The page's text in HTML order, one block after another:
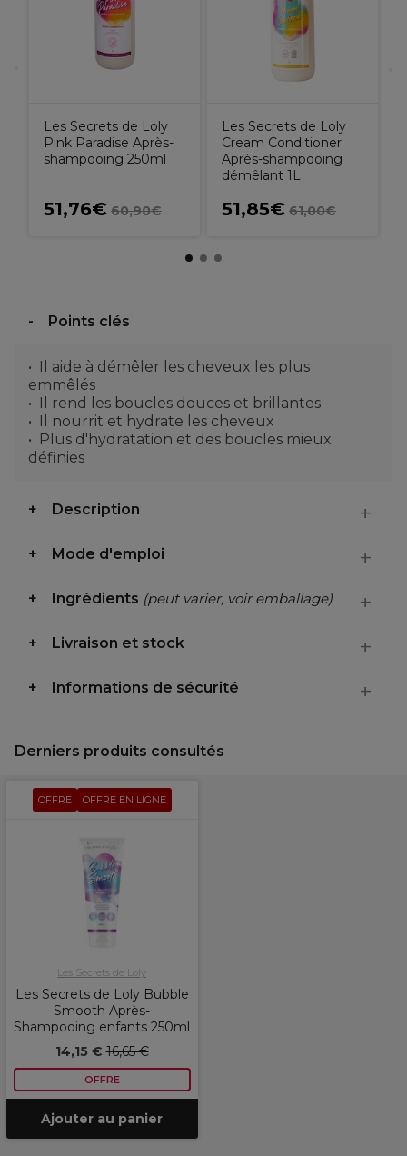
Les Secrets de Loly
Pink Paradise Après-
shampooing 250ml
51,76€ 60,90€
Les Secrets de Loly
Cream Conditioner
Après-shampooing
démêlant 1L
51,85€ 61,00€
Points clés
Il aide à démêler les cheveux les plus
emmêlés
Il rend les boucles douces et brillantes
Il nourrit et hydrate les cheveux
Plus d'hydratation et des boucles mieux
définies
Description
Mode d'emploi
Ingrédients (peut varier, voir emballage)
Livraison et stock
Informations de sécurité
Derniers produits consultés
OFFRE OFFRE EN LIGNE
Les Secrets de Loly
Les Secrets de Loly Bubble
Smooth Après-
Shampooing enfants 250ml
14,15 €16,65 €
OFFRE
Ajouter au panier